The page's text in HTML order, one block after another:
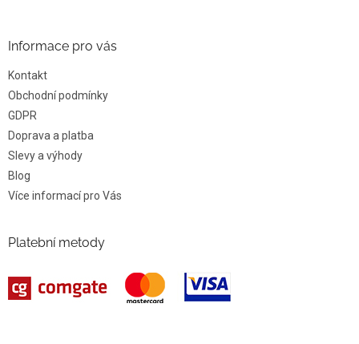
Informace pro vás
Kontakt
Obchodní podmínky
GDPR
Doprava a platba
Slevy a výhody
Blog
Více informací pro Vás
Platební metody